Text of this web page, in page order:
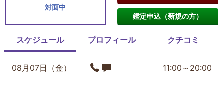
対面中
鑑定申込（新規の方）
スケジュール プロフィール クチコミ
08月07日（金） 11:00～20:00